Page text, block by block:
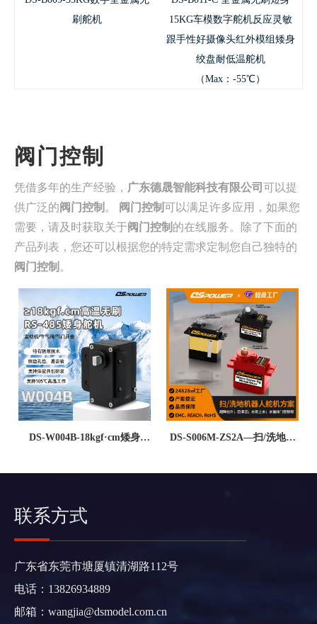
刷舵机
15KG车模数字舵机反应灵敏
跟手性好摄像头红外模组矮身
绞盘耐低温舵机
（Max：-55℃）
阀门控制
凭借多年的生产经验， 广东德晟智能科技有限公司 可以提
供广泛的阀门控制 。 阀门控制可以满足许多应用，如果您
需要，请及时获取关于阀门控制 的在线服务。除了下面的
产品列表，您还可以根据您的特定需求定制您自己独特的
阀门控制 。
DS-W004B-18kgf·cm矮身
DS-S006M-ZS2A—扫/洗地机
联系方式
广东省东莞市塘厦镇清湖路112号
电话：13826934889
邮箱： wangjia@dsmodel.com.cn